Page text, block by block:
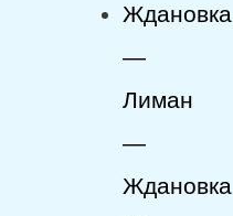
Ждановка
—
Лиман
—
Ждановка